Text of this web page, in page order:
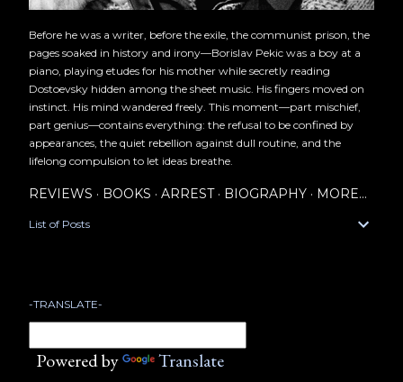
Before he was a writer, before the exile, the communist prison, the
pages soaked in history and irony—Borislav Pekic was a boy at a
piano, playing etudes for his mother while secretly reading
Dostoevsky hidden among the sheet music. His fingers moved on
instinct. His mind wandered freely. This moment—part mischief,
part genius—contains everything: the refusal to be confined by
appearances, the quiet rebellion against dull routine, and the
lifelong compulsion to let ideas breathe.
REVIEWS BOOKS ARREST BIOGRAPHY MORE…
List of Posts
-TRANSLATE-
Powered by Translate